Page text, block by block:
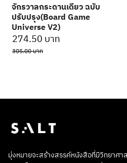
จักรวาลกระดานเดียว ฉบับ
ปรับปรุง(Board Game
Universe V2)
305.00บาท
Original
price
274.50 บาท
มุ่งหมายจะสร้างสรรค์หนังสือที่มีวิทยาศา